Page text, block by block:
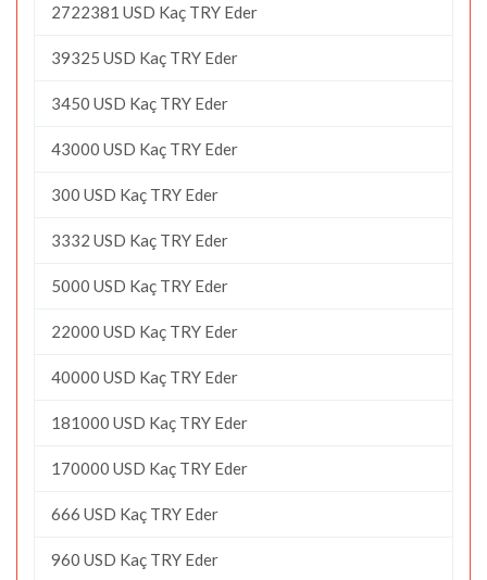
2722381 USD Kaç TRY Eder
39325 USD Kaç TRY Eder
3450 USD Kaç TRY Eder
43000 USD Kaç TRY Eder
300 USD Kaç TRY Eder
3332 USD Kaç TRY Eder
5000 USD Kaç TRY Eder
22000 USD Kaç TRY Eder
40000 USD Kaç TRY Eder
181000 USD Kaç TRY Eder
170000 USD Kaç TRY Eder
666 USD Kaç TRY Eder
960 USD Kaç TRY Eder